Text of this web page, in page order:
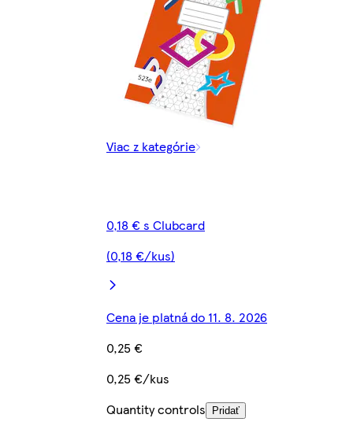
Viac z kategórie
0,18 € s Clubcard
(0,18 €/kus)
Cena je platná do 11. 8. 2026
0,25 €
0,25 €/kus
Quantity controls
Pridať